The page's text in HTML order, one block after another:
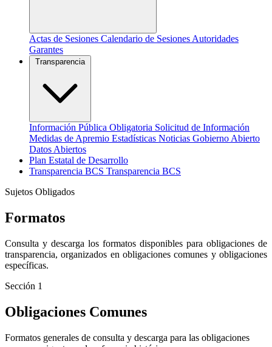
Actas de Sesiones Calendario de Sesiones Autoridades
Garantes
Transparencia
Información Pública Obligatoria Solicitud de Información
Medidas de Apremio Estadísticas Noticias Gobierno Abierto
Datos Abiertos
Plan Estatal de Desarrollo
Transparencia BCS Transparencia BCS
Sujetos Obligados
Formatos
Consulta y descarga los formatos disponibles para obligaciones de
transparencia, organizados en obligaciones comunes y obligaciones
específicas.
Sección 1
Obligaciones Comunes
Formatos generales de consulta y descarga para las obligaciones